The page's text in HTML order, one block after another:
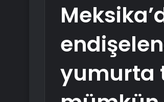
yumurta